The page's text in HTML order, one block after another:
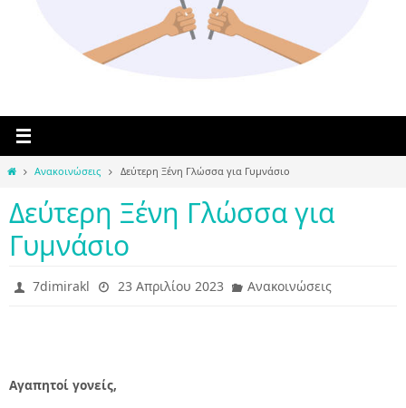
HomeΑνακοινώσεις Δεύτερη Ξένη Γλώσσα για Γυμνάσιο
Δεύτερη Ξένη Γλώσσα για
Γυμνάσιο
7dimirakl 23 Απριλίου 2023 Ανακοινώσεις
Αγαπητοί γονείς,